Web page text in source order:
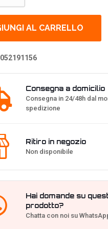
AL CARRELLO
Consegna a domicilio
Consegna in 24/48h dal
spedizione
Ritiro in negozio
Non disponibile
Hai domande su
prodotto?
Chatta con noi su